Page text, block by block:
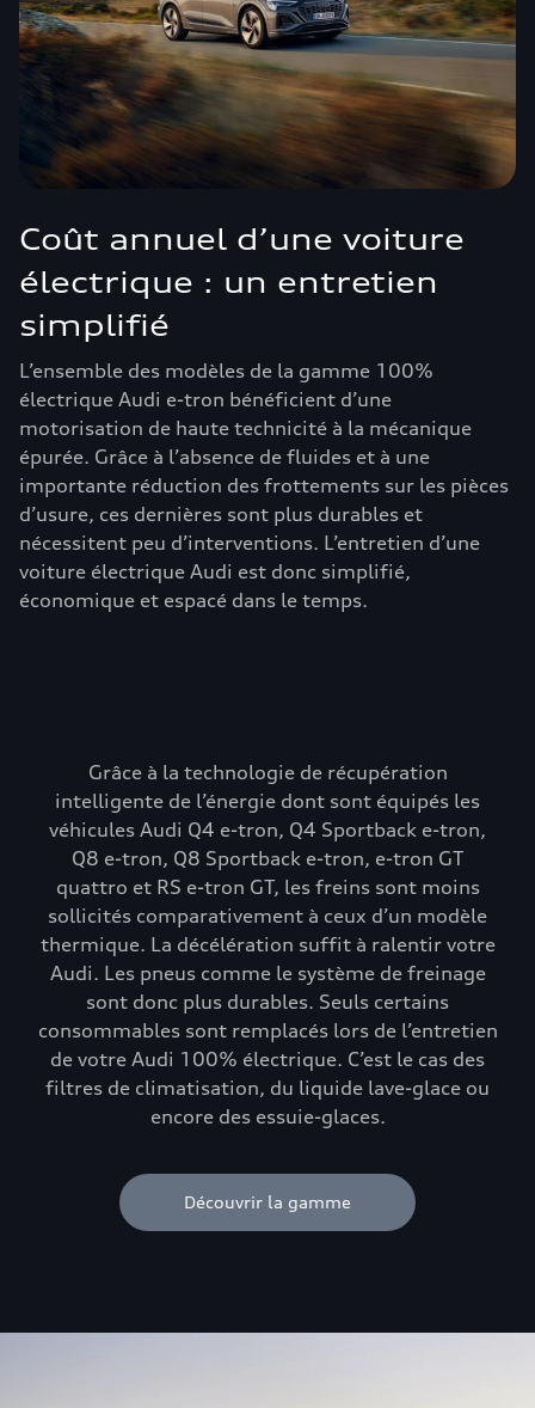
Coût annuel d’une voiture
électrique : un entretien
simplifié
L’ensemble des modèles de la gamme 100%
électrique Audi e-tron bénéficient d’une
motorisation de haute technicité à la mécanique
épurée. Grâce à l’absence de fluides et à une
importante réduction des frottements sur les pièces
d’usure, ces dernières sont plus durables et
nécessitent peu d’interventions. L’entretien d’une
voiture électrique Audi est donc simplifié,
économique et espacé dans le temps.
Grâce à la technologie de récupération
intelligente de l’énergie dont sont équipés les
véhicules Audi Q4 e-tron, Q4 Sportback e-tron,
Q8 e-tron, Q8 Sportback e-tron, e-tron GT
quattro et RS e-tron GT, les freins sont moins
sollicités comparativement à ceux d’un modèle
thermique. La décélération suffit à ralentir votre
Audi. Les pneus comme le système de freinage
sont donc plus durables. Seuls certains
consommables sont remplacés lors de l’entretien
de votre Audi 100% électrique. C’est le cas des
filtres de climatisation, du liquide lave-glace ou
encore des essuie-glaces.
Découvrir la gamme